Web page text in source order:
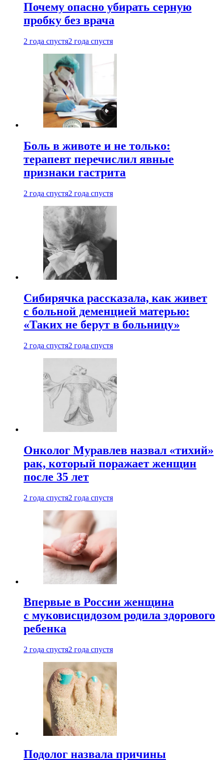
Почему опасно убирать серную
пробку без врача
2 года спустя2 года спустя
Боль в животе и не только:
терапевт перечислил явные
признаки гастрита
2 года спустя2 года спустя
Сибирячка рассказала, как живет
с больной деменцией матерью:
«Таких не берут в больницу»
2 года спустя2 года спустя
Онколог Муравлев назвал «тихий»
рак, который поражает женщин
после 35 лет
2 года спустя2 года спустя
Впервые в России женщина
с муковисцидозом родила здорового
ребенка
2 года спустя2 года спустя
Подолог назвала причины